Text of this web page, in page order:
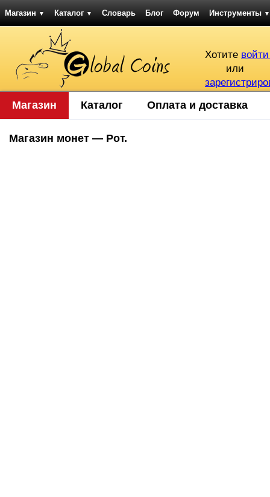
Магазин ▼ Каталог ▼ Словарь Блог Форум Инструменты ▼
Хотите
или
Магазин Каталог Оплата и доставка
Магазин монет — Рот.